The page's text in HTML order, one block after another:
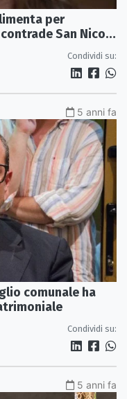
per
San Nico,
Condividi su:
5 anni fa
comunale ha
Condividi su:
5 anni fa